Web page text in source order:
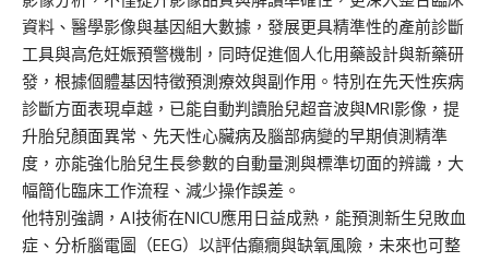
資料、醫學影像與基因組大數據，發展更具精準性的產前診斷
工具與高危妊娠預警機制，同時促進個人化用藥設計與新藥研
發，根據個體基因特徵預測療效與副作用。特別在先天性疾病
診斷方面表現卓越，已能自動判讀胎兒超音波與MRI影像，提
升胎兒顏面異常、先天性心臟病及腦部病變的早期偵測精準
度，亦能強化胎兒生長參數的自動量測與標準切面的辨識，大
幅簡化臨床工作流程、減少操作誤差。
他特別強調，AI技術在NICU應用日益成熟，能預測新生兒敗血
症、分析腦電圖（EEG）以評估癲癇與缺氧風險，未來也可整